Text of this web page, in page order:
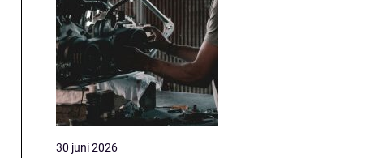
30 juni 2026